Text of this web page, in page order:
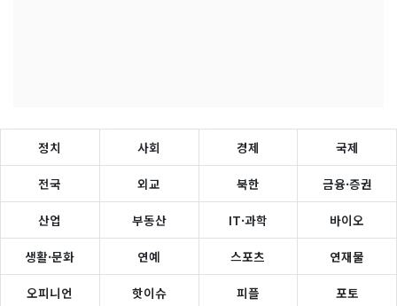
정치 사회 경제 국제
전국 외교 북한 금융·증권
산업 부동산 IT·과학 바이오
생활·문화 연예 스포츠 연재물
오피니언 핫이슈 피플 포토